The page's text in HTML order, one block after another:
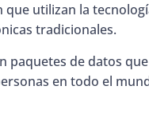
utilizan la
tradicionales.
paquetes de datos
en todo el